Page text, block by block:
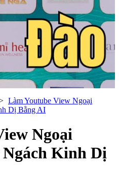
Làm Youtube View Ngoại
Dị Bằng AI
Ngoại
Kinh Dị